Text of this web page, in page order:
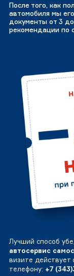
После того, как
автомобиля мы
документы от 3
рекомендации по
Лучший способ
автосервис
визите действует
телефону: +7